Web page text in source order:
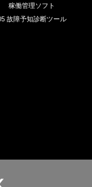
稼働管理ソフト
故障予知診断ツール